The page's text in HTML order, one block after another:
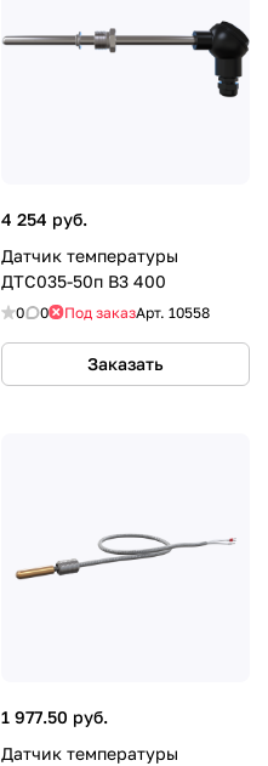
4 254 руб.
Датчик температуры
ДТС035-50п В3 400
0 0 Под заказАрт. 10558
Заказать
1 977.50 руб.
Датчик температуры